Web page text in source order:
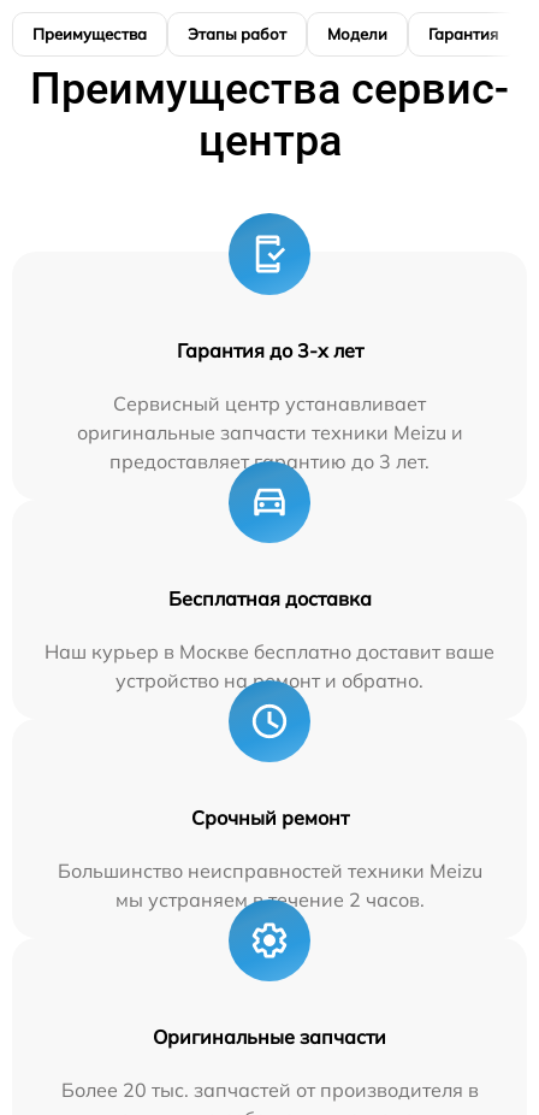
Преимущества Этапы работ Модели Гарантия
Преимущества сервис-
центра
Гарантия до 3-х лет
Сервисный центр устанавливает
оригинальные запчасти техники Meizu и
предоставляет гарантию до 3 лет.
Бесплатная доставка
Наш курьер в Москве бесплатно доставит ваше
устройство на ремонт и обратно.
Срочный ремонт
Большинство неисправностей техники Meizu
мы устраняем в течение 2 часов.
Оригинальные запчасти
Более 20 тыс. запчастей от производителя в